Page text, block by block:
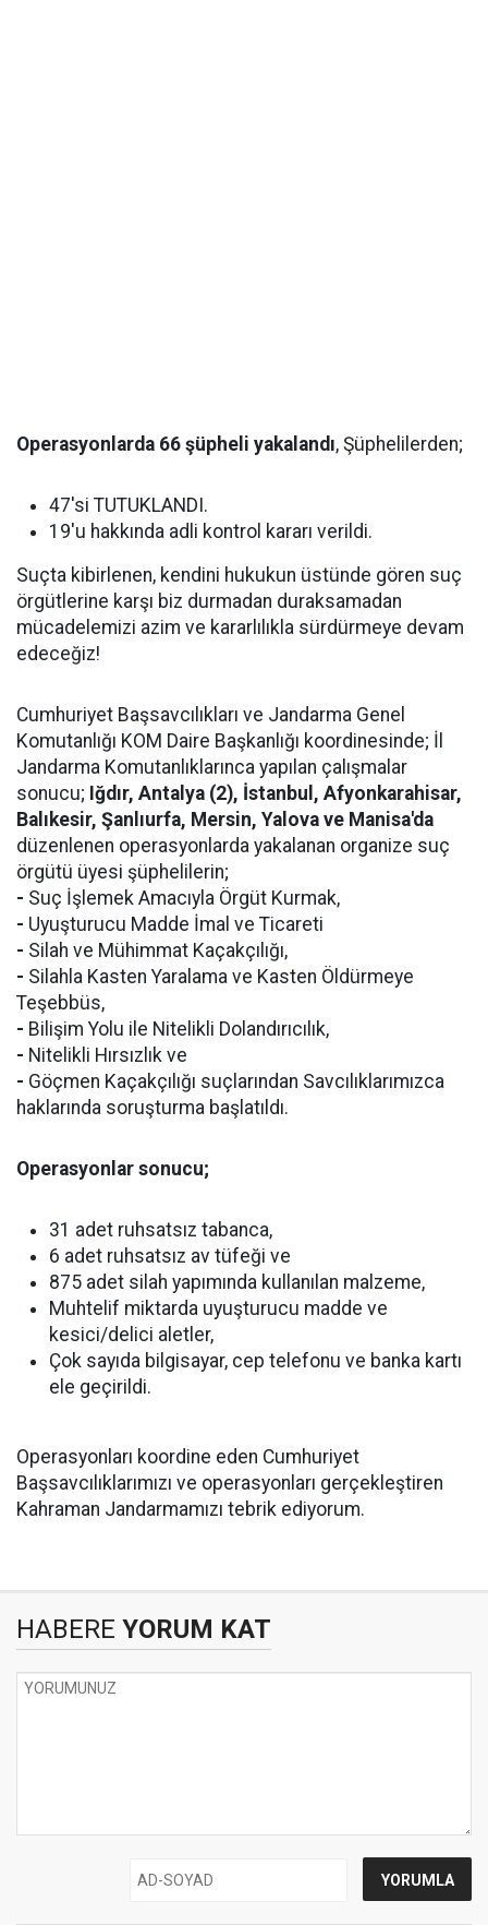
Operasyonlarda 66 şüpheli yakalandı, Şüphelilerden;
47'si TUTUKLANDI.
19'u hakkında adli kontrol kararı verildi.
Suçta kibirlenen, kendini hukukun üstünde gören suç
örgütlerine karşı biz durmadan duraksamadan
mücadelemizi azim ve kararlılıkla sürdürmeye devam
edeceğiz!
Cumhuriyet Başsavcılıkları ve Jandarma Genel
Komutanlığı KOM Daire Başkanlığı koordinesinde; İl
Jandarma Komutanlıklarınca yapılan çalışmalar
sonucu; Iğdır, Antalya (2), İstanbul, Afyonkarahisar,
Balıkesir, Şanlıurfa, Mersin, Yalova ve Manisa'da
düzenlenen operasyonlarda yakalanan organize suç
örgütü üyesi şüphelilerin;
- Suç İşlemek Amacıyla Örgüt Kurmak,
- Uyuşturucu Madde İmal ve Ticareti
- Silah ve Mühimmat Kaçakçılığı,
- Silahla Kasten Yaralama ve Kasten Öldürmeye
Teşebbüs,
- Bilişim Yolu ile Nitelikli Dolandırıcılık,
- Nitelikli Hırsızlık ve
- Göçmen Kaçakçılığı suçlarından Savcılıklarımızca
haklarında soruşturma başlatıldı.
Operasyonlar sonucu;
31 adet ruhsatsız tabanca,
6 adet ruhsatsız av tüfeği ve
875 adet silah yapımında kullanılan malzeme,
Muhtelif miktarda uyuşturucu madde ve
kesici/delici aletler,
Çok sayıda bilgisayar, cep telefonu ve banka kartı
ele geçirildi.
Operasyonları koordine eden Cumhuriyet
Başsavcılıklarımızı ve operasyonları gerçekleştiren
Kahraman Jandarmamızı tebrik ediyorum.
HABERE YORUM KAT